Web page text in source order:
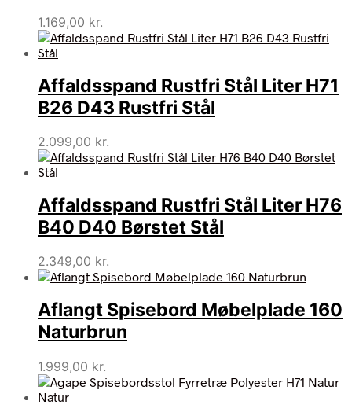
1.169,00 kr.
Affaldsspand Rustfri Stål Liter H71
B26 D43 Rustfri Stål
2.099,00 kr.
Affaldsspand Rustfri Stål Liter H76
B40 D40 Børstet Stål
2.349,00 kr.
Aflangt Spisebord Møbelplade 160
Naturbrun
1.999,00 kr.